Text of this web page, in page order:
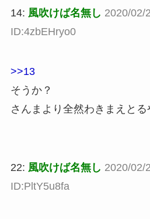
14: 風吹けば名無し 2020/02/
ID:4zbEHryo0
>>13
そうか？
さんまより全然わきまえとる
22: 風吹けば名無し 2020/02/
ID:PltY5u8fa